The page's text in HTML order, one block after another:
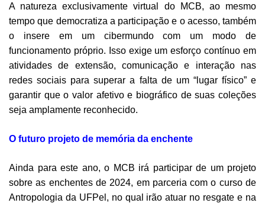
A natureza exclusivamente virtual do MCB, ao mesmo
tempo que democratiza a participação e o acesso, também
o insere em um cibermundo com um modo de
funcionamento próprio. Isso exige um esforço contínuo em
atividades de extensão, comunicação e interação nas
redes sociais para superar a falta de um “lugar físico” e
garantir que o valor afetivo e biográfico de suas coleções
seja amplamente reconhecido.
O futuro projeto de memória da enchente
Ainda para este ano, o MCB irá participar de um projeto
sobre as enchentes de 2024, em parceria com o curso de
Antropologia da UFPel, no qual irão atuar no resgate e na